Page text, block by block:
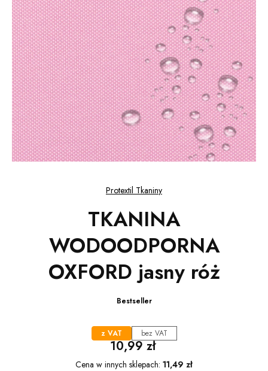
Protextil Tkaniny
TKANINA
WODOODPORNA
OXFORD jasny róż
Bestseller
z VAT bez VAT
Cena
10,99 zł
Cena w innych sklepach: 11,49 zł